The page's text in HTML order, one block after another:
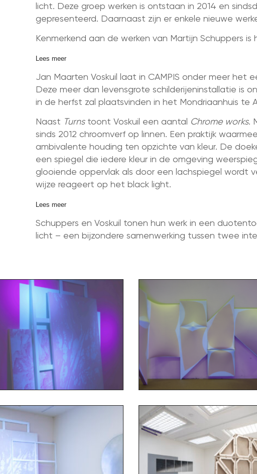
licht. Deze groep werken is ontstaan in 2014 en
gepresenteerd. Daarnaast zijn er enkele nieuwe
Kenmerkend aan de werken van Martijn Schuppers
Lees meer
Jan Maarten Voskuil laat in CAMPIS onder meer het
Deze meer dan levensgrote schilderijeninstallatie is
in de herfst zal plaatsvinden in het Mondriaanhuis te
Naast Turnstoont Voskuil een aantal Chrome works.
sinds 2012 chroomverf op linnen. Een praktijk
ambivalente houding ten opzichte van kleur. De
een spiegel die iedere kleur in de omgeving
glooiende oppervlak als door een lachspiegel wordt
wijze reageert op het black light.
Lees meer
Schuppers en Voskuil tonen hun werk in een
licht – een bijzondere samenwerking tussen twee